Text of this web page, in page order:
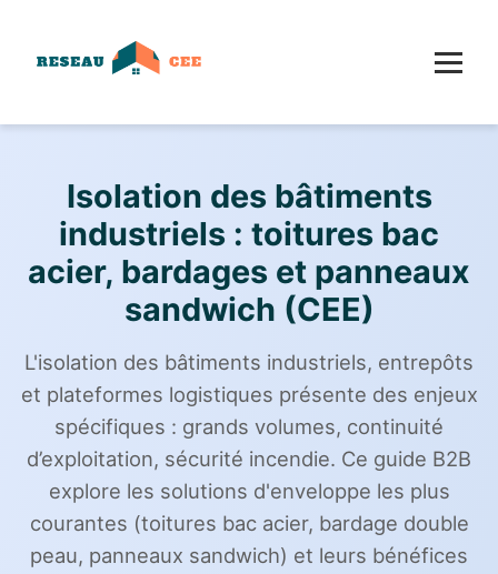
Isolation des bâtiments
industriels : toitures bac
acier, bardages et panneaux
sandwich (CEE)
L'isolation des bâtiments industriels, entrepôts
et plateformes logistiques présente des enjeux
spécifiques : grands volumes, continuité
d’exploitation, sécurité incendie. Ce guide B2B
explore les solutions d'enveloppe les plus
courantes (toitures bac acier, bardage double
peau, panneaux sandwich) et leurs bénéfices